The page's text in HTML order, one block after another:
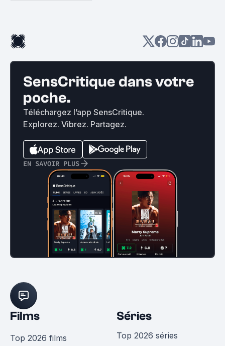
SensCritique dans votre
poche.
Téléchargez l’app SensCritique.
Explorez. Vibrez. Partagez.
EN SAVOIR PLUS
Films
Top 2026 films
Séries
Top 2026 séries